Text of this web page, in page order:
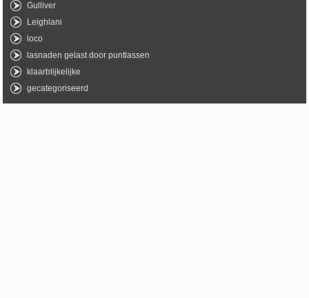
Gulliver
Leighlani
loco
lasnaden gelast door puntlassen
klaarblijkelijke
gecategoriseerd